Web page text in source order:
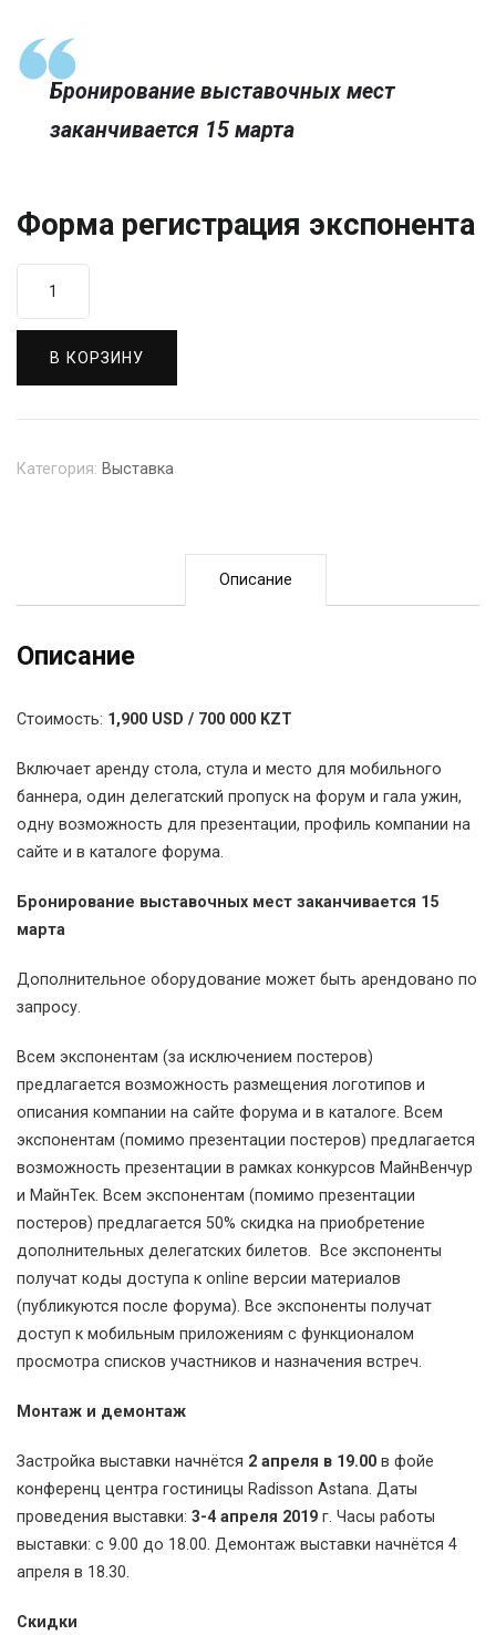
Бронирование выставочных мест
заканчивается 15 марта
Форма регистрация экспонента
В КОРЗИНУ
Категория: Выставка
Описание
Описание
Стоимость: 1,900 USD / 700 000 KZT
Включает аренду стола, стула и место для мобильного
баннера, один делегатский пропуск на форум и гала ужин,
одну возможность для презентации, профиль компании на
сайте и в каталоге форума.
Бронирование выставочных мест заканчивается 15
марта
Дополнительное оборудование может быть арендовано по
запросу.
Всем экспонентам (за исключением постеров)
предлагается возможность размещения логотипов и
описания компании на сайте форума и в каталоге. Всем
экспонентам (помимо презентации постеров) предлагается
возможность презентации в рамках конкурсов МайнВенчур
и МайнТек. Всем экспонентам (помимо презентации
постеров) предлагается 50% скидка на приобретение
дополнительных делегатских билетов. Все экспоненты
получат коды доступа к online версии материалов
(публикуются после форума). Все экспоненты получат
доступ к мобильным приложениям с функционалом
просмотра списков участников и назначения встреч.
Монтаж и демонтаж
Застройка выставки начнётся 2 апреля в 19.00 в фойе
конференц центра гостиницы Radisson Astana. Даты
проведения выставки: 3-4 апреля 2019 г. Часы работы
выставки: с 9.00 до 18.00. Демонтаж выставки начнётся 4
апреля в 18.30.
Скидки